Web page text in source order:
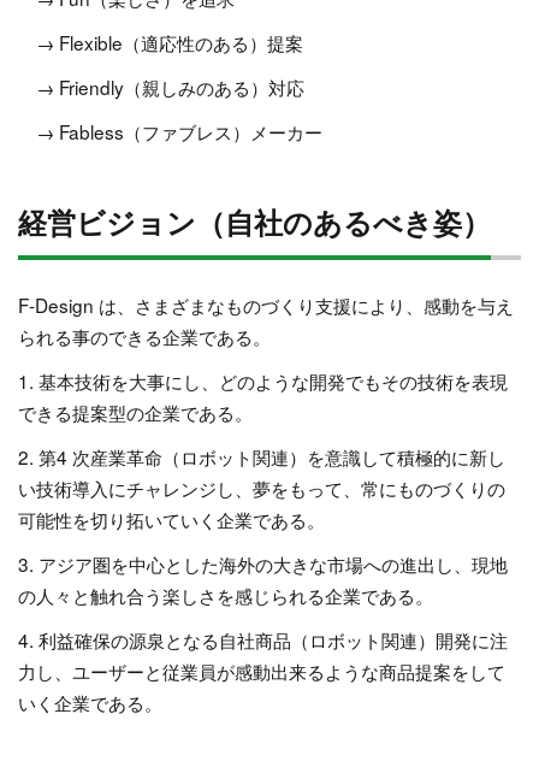
→ Flexible（適応性のある）提案
→ Friendly（親しみのある）対応
→ Fabless（ファブレス）メーカー
経営ビジョン（自社のあるべき姿）
F-Design は、さまざまなものづくり支援により、感動を与え
られる事のできる企業である。
1. 基本技術を大事にし、どのような開発でもその技術を表現
できる提案型の企業である。
2. 第4 次産業革命（ロボット関連）を意識して積極的に新し
い技術導入にチャレンジし、夢をもって、常にものづくりの
可能性を切り拓いていく企業である。
3. アジア圏を中心とした海外の大きな市場への進出し、現地
の人々と触れ合う楽しさを感じられる企業である。
4. 利益確保の源泉となる自社商品（ロボット関連）開発に注
力し、ユーザーと従業員が感動出来るような商品提案をして
いく企業である。